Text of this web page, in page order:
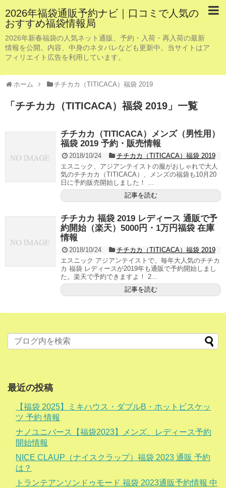
2026年福袋通販予約ナビ｜口コミで人気の
おすすめ福袋情報局
2026年新春福袋の人気ネット通販、予約・入荷・再入荷の最新
情報を公開。内容、中身のネタバレなども更新中。当サイトはア
フィリエイト広告を利用しています。
ホーム チチカカ（TITICACA）福袋 2019
「 チチカカ（TITICACA）福袋 2019 」 一覧
チチカカ（TITICACA）メンズ（男性用）
福袋 2019 予約・販売情報
2018/10/24
チチカカ（TITICACA）福袋 2019
エスニック、アジアンテイストの服がおしゃれで大人
気のチチカカ（TITICACA）、メンズの福袋も10月20
日に予約販売開始しました！ ...
記事を読む
チチカカ 福袋 2019 レディース 通販で予
約開始（楽天）5000円・1万円福袋 在庫
情報
2018/10/24
チチカカ（TITICACA）福袋 2019
エスニック アジアンテイストで、毎年大人気のチチカ
カ 福袋 レディースが2019年も通販で予約開始しまし
た。楽天で予約できますよ！ 2...
記事を読む
最近の投稿
【福袋 2025】ミキハウス・ダブルB・ホットビスケッ
ツ 予約 情報
ナノユニバース【福袋2023】メンズ、レディース予約
開始情報
NICE CLAUP（ナイスクラップ）福袋 2023 通販 予約
は？
トランテアンソンドゥモード 福袋 2023通販予約情報 中